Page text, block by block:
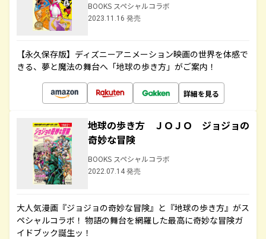
BOOKS スペシャルコラボ
2023.11.16 発売
【永久保存版】ディズニーアニメーション映画の世界を体感で
きる、夢と魔法の舞台へ「地球の歩き方」がご案内！
詳細を見る
地球の歩き方 ＪＯＪＯ ジョジョの
奇妙な冒険
BOOKS スペシャルコラボ
2022.07.14 発売
大人気漫画『ジョジョの奇妙な冒険』と『地球の歩き方』がス
ペシャルコラボ！ 物語の舞台を網羅した最高に奇妙な冒険ガ
イドブック誕生ッ！